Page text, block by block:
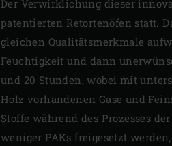
Der Verwirklichung dieser
patentierten Retortenöfen statt.
gleichen Qualitätsmerkmale
Feuchtigkeit und dann
und 20 Stunden, wobei mit
Holz vorhandenen Gase und
Stoffe während des Prozesses
weniger PAKs freigesetzt